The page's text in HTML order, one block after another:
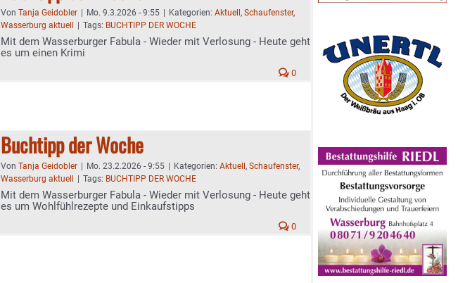
Von Tanja Geidobler Mo. 9.3.2026 - 9:55 Kategorien: Aktuell , Schaufenster,
Wasserburg aktuell
Tags: BUCHTIPP DER WOCHE
Mit dem Wasserburger Fabula - Wieder mit Verlosung - Heute geht
es um einen Krimi
0
Buchtipp der Woche
Von Tanja Geidobler Mo. 23.2.2026 - 9:55 Kategorien: Aktuell , Schaufenster,
Wasserburg aktuell
Tags: BUCHTIPP DER WOCHE
Mit dem Wasserburger Fabula - Wieder mit Verlosung - Heute geht
es um Wohlfühlrezepte und Einkaufstipps
0